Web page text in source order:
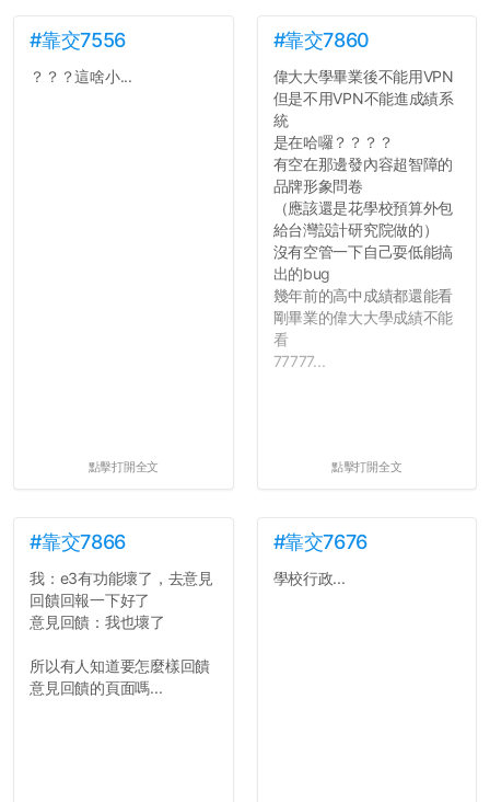
#靠交7556
？？？這啥小...
點擊打開全文
#靠交7860
偉大大學畢業後不能用VPN
但是不用VPN不能進成績系
統
是在哈囉？？？？
有空在那邊發內容超智障的
品牌形象問卷
（應該還是花學校預算外包
給台灣設計研究院做的）
沒有空管一下自己耍低能搞
出的bug
幾年前的高中成績都還能看
剛畢業的偉大大學成績不能
看
77777...
點擊打開全文
#靠交7866
我：e3有功能壞了，去意見
回饋回報一下好了
意見回饋：我也壞了
所以有人知道要怎麼樣回饋
意見回饋的頁面嗎...
#靠交7676
學校行政...